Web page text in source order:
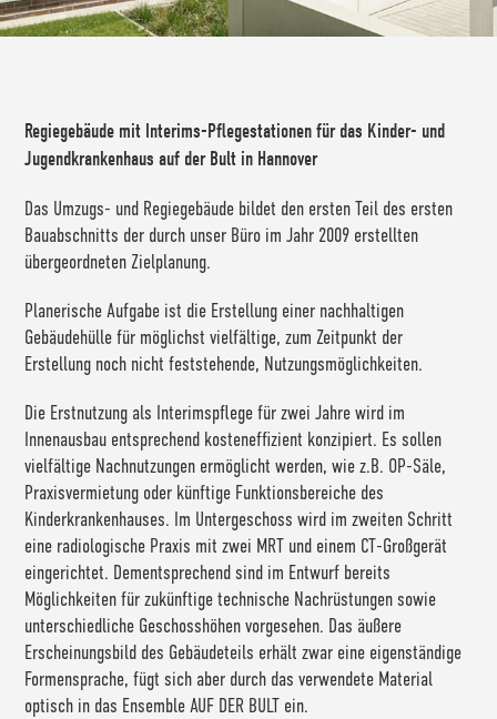
Regiegebäude mit Interims-Pflegestationen für das Kinder- und
Jugendkrankenhaus auf der Bult in Hannover
Das Umzugs- und Regiegebäude bildet den ersten Teil des ersten
Bauabschnitts der durch unser Büro im Jahr 2009 erstellten
übergeordneten Zielplanung.
Planerische Aufgabe ist die Erstellung einer nachhaltigen
Gebäudehülle für möglichst vielfältige, zum Zeitpunkt der
Erstellung noch nicht feststehende, Nutzungsmöglichkeiten.
Die Erstnutzung als Interimspflege für zwei Jahre wird im
Innenausbau entsprechend kosteneffizient konzipiert. Es sollen
vielfältige Nachnutzungen ermöglicht werden, wie z.B. OP-Säle,
Praxisvermietung oder künftige Funktionsbereiche des
Kinderkrankenhauses. Im Untergeschoss wird im zweiten Schritt
eine radiologische Praxis mit zwei MRT und einem CT-Großgerät
eingerichtet. Dementsprechend sind im Entwurf bereits
Möglichkeiten für zukünftige technische Nachrüstungen sowie
unterschiedliche Geschosshöhen vorgesehen. Das äußere
Erscheinungsbild des Gebäudeteils erhält zwar eine eigenständige
Formensprache, fügt sich aber durch das verwendete Material
optisch in das Ensemble AUF DER BULT ein.